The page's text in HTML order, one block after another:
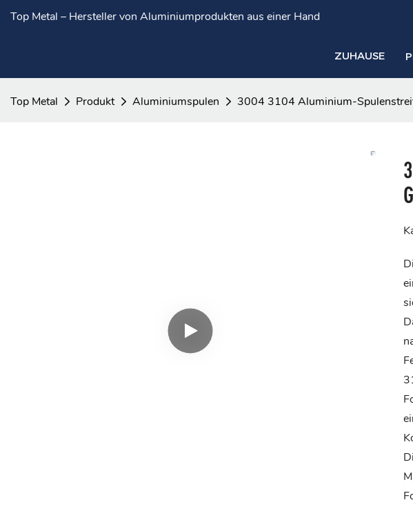
Top Metal – Hersteller von Aluminiumprodukten aus einer Hand
ZUHAUSE
Top Metal Produkt Aluminiumspulen 3004 3104 Aluminium-